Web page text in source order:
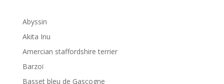
Abyssin
Akita Inu
Amercian staffordshire terrier
Barzoï
Basset bleu de Gascogne